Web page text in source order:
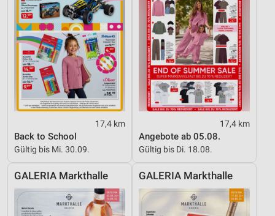
17,4 km
Back to School
Gültig bis Mi. 30.09.
17,4 km
Angebote ab 05.08.
Gültig bis Di. 18.08.
GALERIA Markthalle GALERIA Markthalle